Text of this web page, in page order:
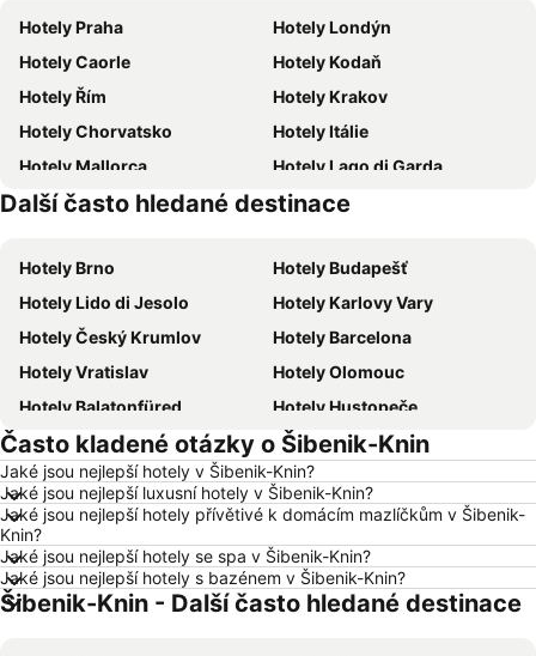
Hotely Praha
Hotely Londýn
Hotely Caorle
Hotely Kodaň
Hotely Řím
Hotely Krakov
Hotely Chorvatsko
Hotely Itálie
Hotely Mallorca
Hotely Lago di Garda
Hotely Česká republika
Hotely Vysočina
Další často hledané destinace
Hotely Brno
Hotely Budapešť
Hotely Lido di Jesolo
Hotely Karlovy Vary
Hotely Český Krumlov
Hotely Barcelona
Hotely Vratislav
Hotely Olomouc
Hotely Balatonfüred
Hotely Hustopeče
Hotely Vídeň
Hotely Hurghada
Hotely Bratislava
Hotely Kolobrzeg
Hotely Třeboň
Hotely Málaga
Hotely Amsterdam
Hotely Ostrava
Hotely Lignano Sabbiadoro
Hotely Istrie
Hotely Šumava
Hotely Wolfgangsee
Často kladené otázky o Šibenik-Knin
Jaké jsou nejlepší hotely v Šibenik-Knin?
Jaké jsou nejlepší luxusní hotely v Šibenik-Knin?
Jaké jsou nejlepší hotely přívětivé k domácím mazlíčkům v Šibenik-
Knin?
Jaké jsou nejlepší hotely se spa v Šibenik-Knin?
Jaké jsou nejlepší hotely s bazénem v Šibenik-Knin?
Šibenik-Knin - Další často hledané destinace